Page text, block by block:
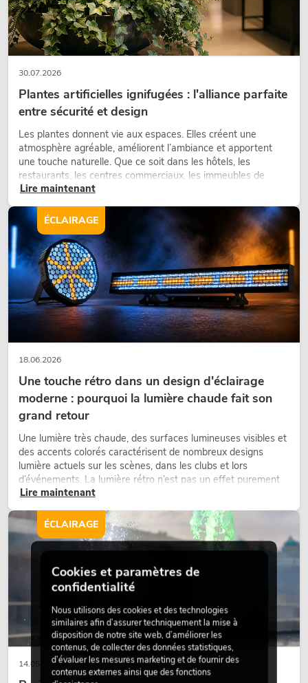
30.07.2026
Plantes artificielles ignifugées : l'alliance parfaite
entre sécurité et design
Les plantes donnent vie aux espaces. Elles créent une
atmosphère agréable, améliorent l’ambiance et apportent
une touche naturelle. Que ce soit dans les hôtels, les
restaurants, les centres commerciaux, les immeubles de
bureaux ou sur les stands d’exposition, une végétalisation de
d’aménagement modernes.
Lire maintenant
18.06.2026
Une touche rétro dans un design d'éclairage
moderne : pourquoi la lumière chaude fait son
grand retour
Une lumière très chaude, des surfaces lumineuses visibles et
des accents colorés caractérisent de nombreux designs
lumière actuels sur les scènes, dans les clubs et lors
d’événements. La lumière rétro n’est pas un effet purement
nostalgique, mais un outil de conception utilisé de manière
scènes et peut rendre les configurations LED techniques plus
émotionnelles.
Lire maintenant
ÉCLAIRAGE
14.05.2026
ÉCLAIRAGE
Cookies et paramètres de
confidentialité
Nous utilisons des cookies et des technologies
similaires afin d’assurer techniquement la mise à
disposition de notre site web, d’améliorer les
contenus, de collecter des données statistiques,
d’évaluer les mesures marketing et de fournir des
contenus externes ainsi que des fonctions